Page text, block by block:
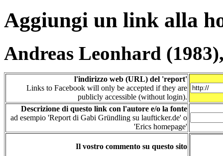
Aggiungi un link alla
Andreas Leonhard
l'indirizzo web (URL) del 'report'
Links to Facebook will only be accepted if they are
publicly accessible (without login).
Descrizione di questo link con l'autore e/o la fonte
ad esempio 'Report di Gabi Gründling su laufticker.de' o
'Erics homepage'
Il vostro commento su questo sito